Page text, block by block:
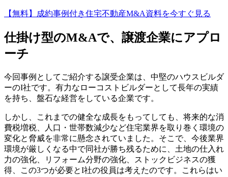
【無料】成約事例付き住宅不動産M&A資料を今すぐ見る
仕掛け型のM&Aで、譲渡企業にアプロ
ーチ
今回事例としてご紹介する譲受企業は、中堅のハウスビルダ
ーのI社です。有力なローコストビルダーとして長年の実績
を持ち、盤石な経営をしている企業です。
しかし、これまでの健全な成長をもってしても、将来的な消
費税増税、人口・世帯数減少など住宅業界を取り巻く環境の
変化と脅威を非常に懸念されていました。そこで、今後業界
環境が厳しくなる中で同社が勝ち残るために、土地の仕入れ
力の強化、リフォーム分野の強化、ストックビジネスの獲
得、この3つが必要とI社の役員は考えたのです。これらはい